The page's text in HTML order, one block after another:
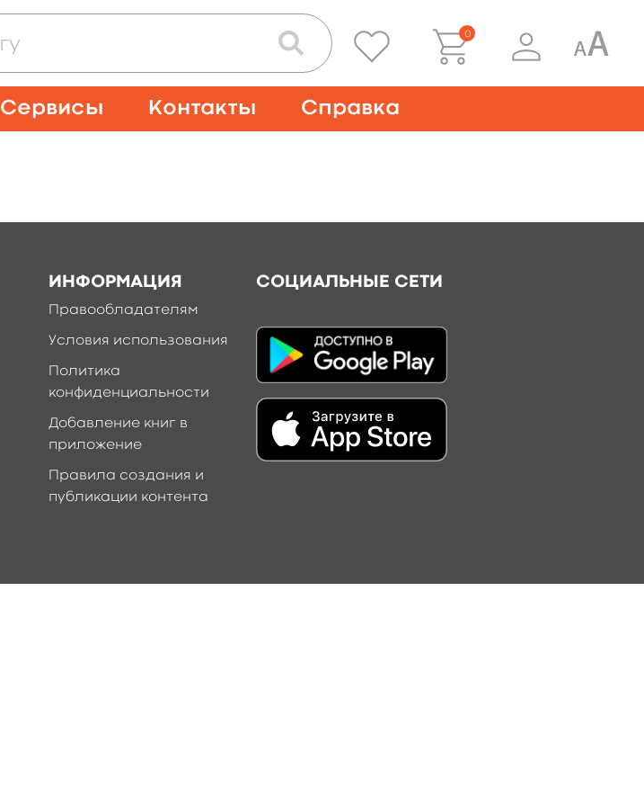
0
Сервисы Контакты Справка
ИНФОРМАЦИЯ
Правообладателям
Условия использования
Политика
конфиденциальности
Добавление книг в
приложение
Правила создания и
публикации контента
СОЦИАЛЬНЫЕ СЕТИ